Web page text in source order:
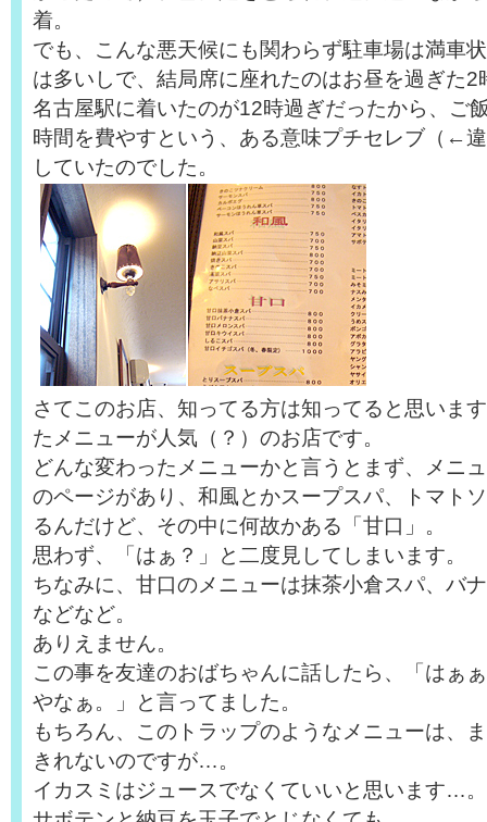
着。
でも、こんな悪天候にも関わらず駐車場は満車
は多いしで、結局席に座れたのはお昼を過ぎた2
名古屋駅に着いたのが12時過ぎだったから、ご
時間を費やすという、ある意味プチセレブ（←
していたのでした。
さてこのお店、知ってる方は知ってると思いま
たメニューが人気（？）のお店です。
どんな変わったメニューかと言うとまず、メニ
のページがあり、和風とかスープスパ、トマト
るんだけど、その中に何故かある「甘口」。
思わず、「はぁ？」と二度見してしまいます。
ちなみに、甘口のメニューは抹茶小倉スパ、バ
などなど。
ありえません。
この事を友達のおばちゃんに話したら、「はぁ
やなぁ。」と言ってました。
もちろん、このトラップのようなメニューは、
きれないのですが…。
イカスミはジュースでなくていいと思います…。